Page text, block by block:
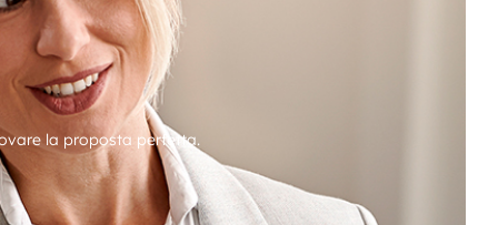
la proposta perfetta.